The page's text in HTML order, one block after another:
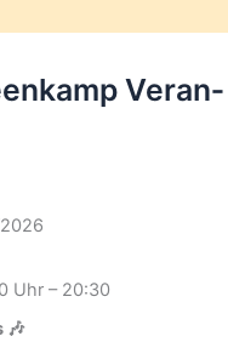
Veran­
Uhr – 20:30
🎶